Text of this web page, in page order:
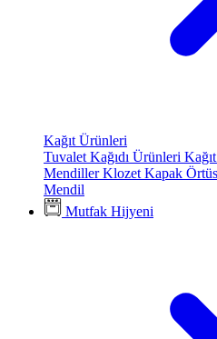
Kağıt Ürünleri
Tuvalet Kağıdı Ürünleri
MendillerKlozet Kapak
Mendil
Mutfak Hijyeni